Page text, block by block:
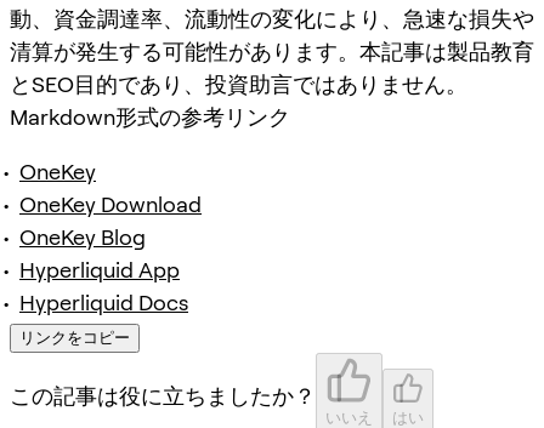
動、資金調達率、流動性の変化により、急速な損失や
清算が発生する可能性があります。本記事は製品教育
とSEO目的であり、投資助言ではありません。
Markdown形式の参考リンク
OneKey
OneKey Download
OneKey Blog
Hyperliquid App
Hyperliquid Docs
リンクをコピー
この記事は役に立ちましたか？
いいえ はい